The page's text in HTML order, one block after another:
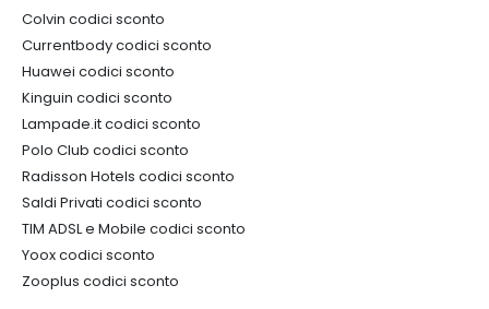
Colvin codici sconto
Currentbody codici sconto
Huawei codici sconto
Kinguin codici sconto
Lampade.it codici sconto
Polo Club codici sconto
Radisson Hotels codici sconto
Saldi Privati codici sconto
TIM ADSL e Mobile codici sconto
Yoox codici sconto
Zooplus codici sconto